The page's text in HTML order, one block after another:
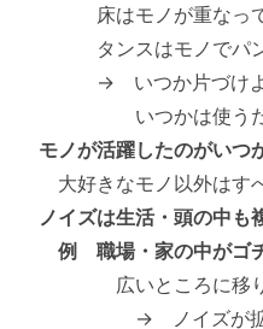
床はモノが重なって
タンスはモノでパン
→ いつか片づけよ
いつかは使うだ
モノが活躍したのがいつ
大好きなモノ以外はす
ノイズは生活・頭の中も
例 職場・家の中がゴ
広いところに移り
→ ノイズが拡大